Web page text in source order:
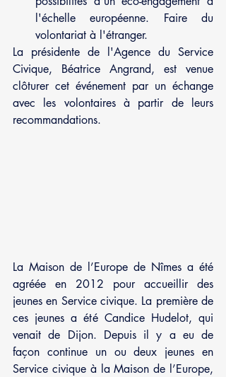
l'échelle européenne. Faire du
volontariat à l'étranger.
La présidente de l'Agence du Service
Civique, Béatrice Angrand, est venue
clôturer cet événement par un échange
avec les volontaires à partir de leurs
recommandations.
La Maison de l’Europe de Nîmes a été
agréée en 2012 pour accueillir des
jeunes en Service civique. La première de
ces jeunes a été Candice Hudelot, qui
venait de Dijon. Depuis il y a eu de
façon continue un ou deux jeunes en
Service civique à la Maison de l’Europe,